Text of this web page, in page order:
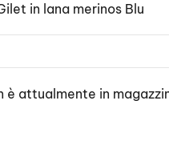
in lana merinos Blu
è attualmente in